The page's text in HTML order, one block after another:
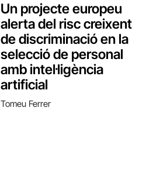
Un projecte europeu
alerta del risc creixent
de discriminació en la
selecció de personal
amb intel·ligència
artificial
Tomeu Ferrer